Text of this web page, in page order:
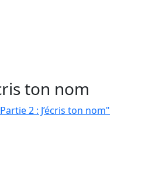
ton nom
2 : J’écris ton nom"